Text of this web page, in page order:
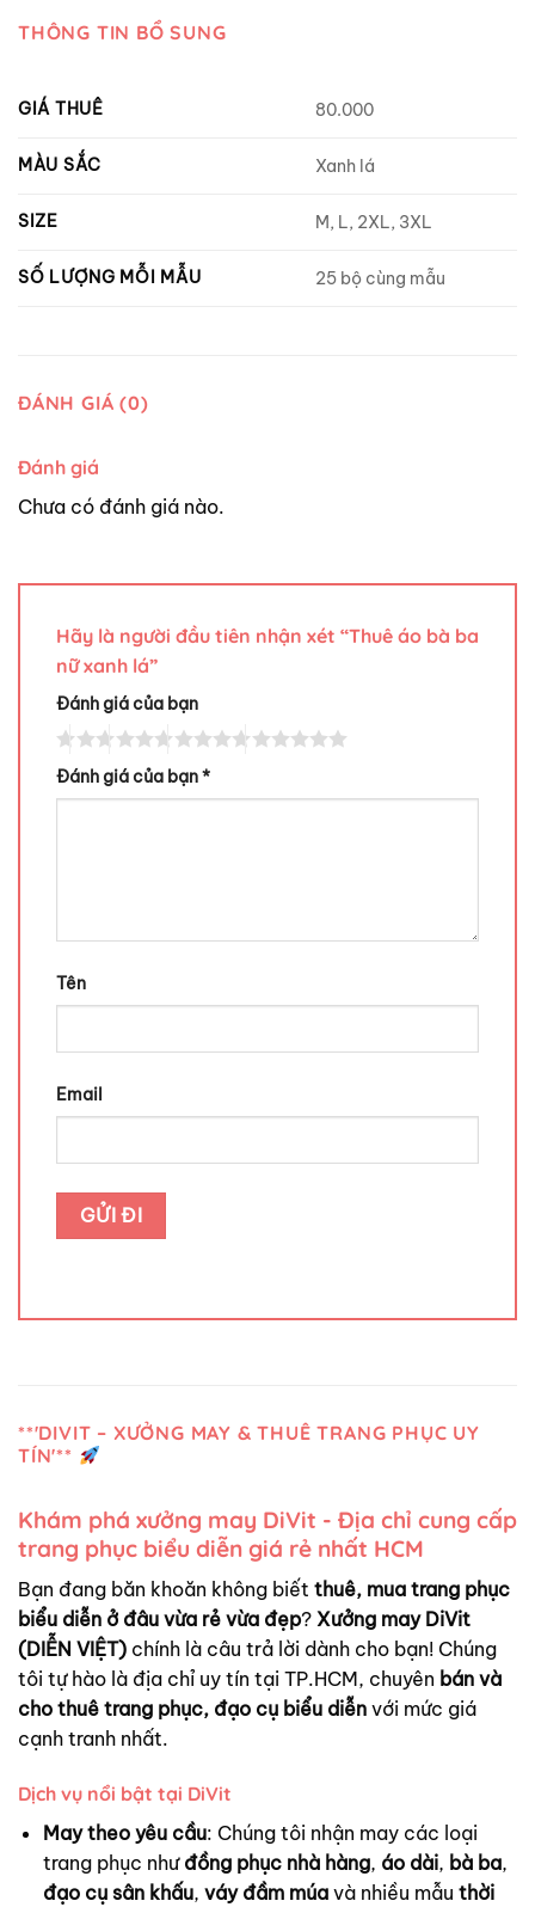
THÔNG TIN BỔ SUNG
GIÁ THUÊ 80.000
MÀU SẮC Xanh lá
SIZE M, L, 2XL, 3XL
SỐ LƯỢNG MỖI MẪU 25 bộ cùng mẫu
ĐÁNH GIÁ (0)
Đánh giá
Chưa có đánh giá nào.
Hãy là người đầu tiên nhận xét “Thuê áo bà ba
nữ xanh lá”
Đánh giá của bạn
Đánh giá của bạn*
Tên
Email
**'DIVIT – XƯỞNG MAY & THUÊ TRANG PHỤC UY
TÍN'**
Khám phá xưởng may DiVit - Địa chỉ cung cấp
trang phục biểu diễn giá rẻ nhất HCM
Bạn đang băn khoăn không biết thuê, mua trang phục
biểu diễn ở đâu vừa rẻ vừa đẹp? Xưởng may DiVit
(DIỄN VIỆT) chính là câu trả lời dành cho bạn! Chúng
tôi tự hào là địa chỉ uy tín tại TP.HCM, chuyên bán và
cho thuê trang phục, đạo cụ biểu diễn với mức giá
cạnh tranh nhất.
Dịch vụ nổi bật tại DiVit
May theo yêu cầu: Chúng tôi nhận may các loại
trang phục như đồng phục nhà hàng, áo dài, bà ba,
đạo cụ sân khấu, váy đầm múavà nhiều mẫu thời